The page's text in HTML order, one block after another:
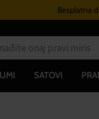
Besplatna
SATOVI